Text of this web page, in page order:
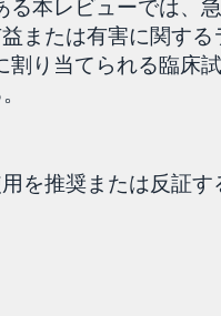
本レビューでは、
または有害に関す
り当てられる臨床
を推奨または反証